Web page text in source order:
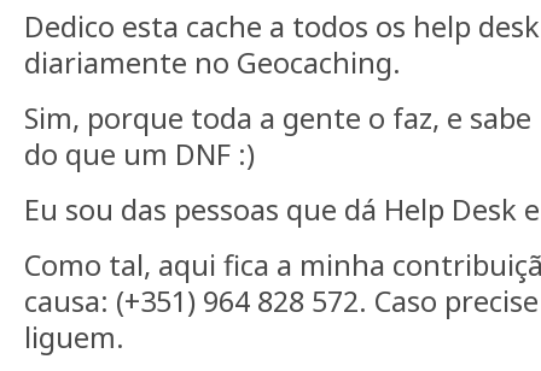
Dedico esta cache a todos os help
diariamente no Geocaching.
Sim, porque toda a gente o faz, e
do que um DNF :)
Eu sou das pessoas que dá Help Desk
Como tal, aqui fica a minha
causa: (+351) 964 828 572. Caso
liguem.